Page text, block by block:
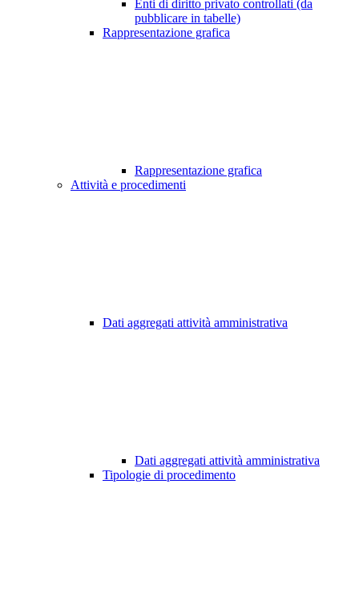
Enti di diritto privato controllati (da
pubblicare in tabelle)
Rappresentazione grafica
Rappresentazione grafica
Attività e procedimenti
Dati aggregati attività amministrativa
Dati aggregati attività amministrativa
Tipologie di procedimento